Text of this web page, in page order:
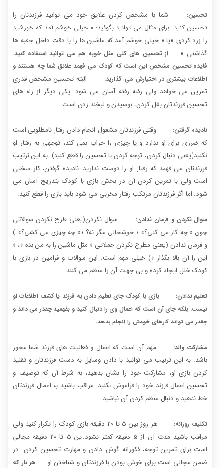
تحسین:
شما با مشخص کردن علایق خود می توانید فرزندتان را
تحسین کنید. برای مثال می توانید بگوئید: « خیلی خوشم آمد که خورشید
را زرد کردی »یا « خیلی خوشم آمد که ماشین ها را با دقت داخل جعبه ها
گذاشتی ».
از تحسین های کلی مثل خوبه هم می توانید استفاده کنید.
فایده تحسین مشخص این است که کودک می فهمد علائق شما چه هستند و
اطلاعات بیشتری در اختیارش می گذارید.
البته تحسین مشخص قدری
تمرین می خواهد ولی رفته رفته آسان می شود. یکی دیگر از راه های
تحسین فرزندتان بغل کردن، بوسیدن و لبخند زدن است.
نادیده گرفتن:
وقتی فرزندتان مشغول انجام دادن رفتار نامطلوبی است
که ضرری برای او ندارد و یا چیزی را خراب نمی کند، توجهی به رفتار او
نکنید(یعنی دنبال کردن، توجه کردن یا تحسین را قطع کنید). به این ترتیب
فرزندتان می فهمد که رفتار او را دوست ندارید. نادیده گرفتن، کار سختی
است ولی با تمرین کردن آن در بخش بازی با کودک بتدریج آسان می
شود. اما اگر فرزندتان مرتکب رفتار مخربی می شود باید بازی را قطع کنید.
سوال نکردن و فرمان ندادن:
سوال نکردن(یعنی طرح نکردن سوالاتی
چون « چه کار می کنی؟» « خوشحالی مگر نه؟ »« چه چیزی می کشی؟» )
و فرمان ندادن (یعنی مطرح نکردن جملاتی « مثل ماشین را به من بده »، «
این را آن بالا بگذار ») خیلی مهم است. این سوالات و فرامین در بازی با
کودک خلل ایجاد کرده و بی جهت آن را منظم می کنند.
تعلیم ندادن:
بازی با کودک جای تعلیم دادن به فرزند یا کشف اطلاعات او
نیست. بلکه جای آن است که اعمال وی را دنبال کنید و بفهمید چقدر می داند و
چقدر می تواند کارهای خودش را انجام بدهد.
مشارکت والد:
مهم آن است که اعمال و فعالیت های فرزند شما محور
باشد. به این ترتیب می توانید با دادن وسایل به دست فرزندتان و تقلید
کردن بازی او، مشارکت خود را نشان بدهید، به شرط آن که توصیف و
تحسین اعمال فرزند خود را فراموش نکنید. مراقب باشید به اعمال فرزندتان
خط ندهید و دنبال منظم کردن آن نباشید.
تکلیف روزانه:
هر روز بین 5 تا 20 دقیقه بازی کودک را تکرار کنید ولی
مراقب باشید مدت آن از 5 دقیقه کمتر نشود.این 5 تا 20 دقیقه مجالی
است برای تمرین توجه، فکورانه گوش دادن و مهارت تحسین کردن. در
ضمن مجالی است برای خوش بودن با فرزندتان و شناختن او.
هر بار که